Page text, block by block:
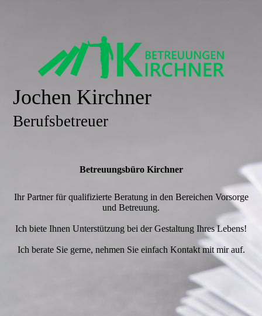
Jochen Kirchner
Berufsbetreuer
Betreuungsbüro Kirchner
Ihr Partner für qualifizierte Beratung in den Bereichen Vorsorge
und Betreuung.
Ich biete Ihnen Unterstützung bei der Gestaltung Ihres Lebens!
Ich berate Sie gerne, nehmen Sie einfach Kontakt mit mir auf.